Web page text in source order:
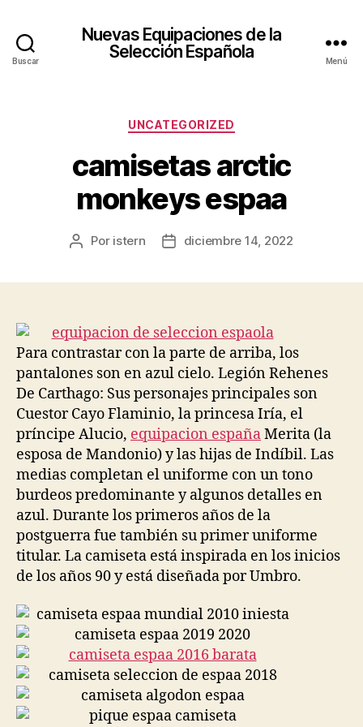
Buscar
Nuevas Equipaciones de la
Selección Española
Menú
Categorías
UNCATEGORIZED
camisetas arctic
monkeys espaa
Autor
Por istern
Fechadiciembre 14, 2022
Para contrastar con la parte de arriba, los
pantalones son en azul cielo. Legión Rehenes
De Carthago: Sus personajes principales son
Cuestor Cayo Flaminio, la princesa Iría, el
príncipe Alucio, equipacion españaMerita (la
esposa de Mandonio) y las hijas de Indíbil. Las
medias completan el uniforme con un tono
burdeos predominante y algunos detalles en
azul. Durante los primeros años de la
postguerra fue también su primer uniforme
titular. La camiseta está inspirada en los inicios
de los años 90 y está diseñada por Umbro.